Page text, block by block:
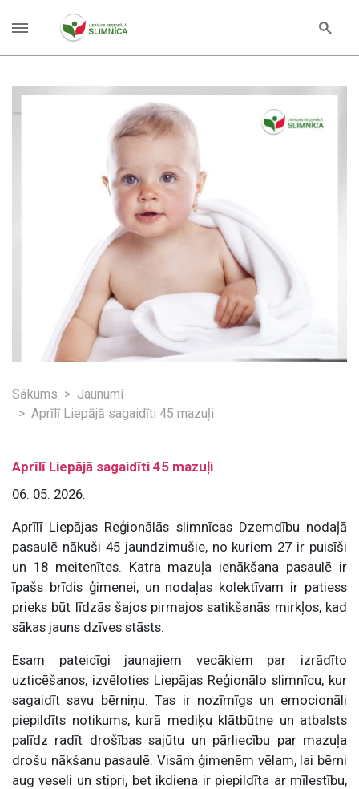
Sākums
Jaunumi
Aprīlī Liepājā sagaidīti 45 mazuļi
Aprīlī Liepājā sagaidīti 45 mazuļi
06. 05. 2026.
Aprīlī Liepājas Reģionālās slimnīcas Dzemdību nodaļā
pasaulē nākuši 45 jaundzimušie, no kuriem 27 ir puisīši
un 18 meitenītes. Katra mazuļa ienākšana pasaulē ir
īpašs brīdis ģimenei, un nodaļas kolektīvam ir patiess
prieks būt līdzās šajos pirmajos satikšanās mirkļos, kad
sākas jauns dzīves stāsts.
Esam pateicīgi jaunajiem vecākiem par izrādīto
uzticēšanos, izvēloties Liepājas Reģionālo slimnīcu, kur
sagaidīt savu bērniņu. Tas ir nozīmīgs un emocionāli
piepildīts notikums, kurā mediķu klātbūtne un atbalsts
palīdz radīt drošības sajūtu un pārliecību par mazuļa
drošu nākšanu pasaulē. Visām ģimenēm vēlam, lai bērni
aug veseli un stipri, bet ikdiena ir piepildīta ar mīlestību,